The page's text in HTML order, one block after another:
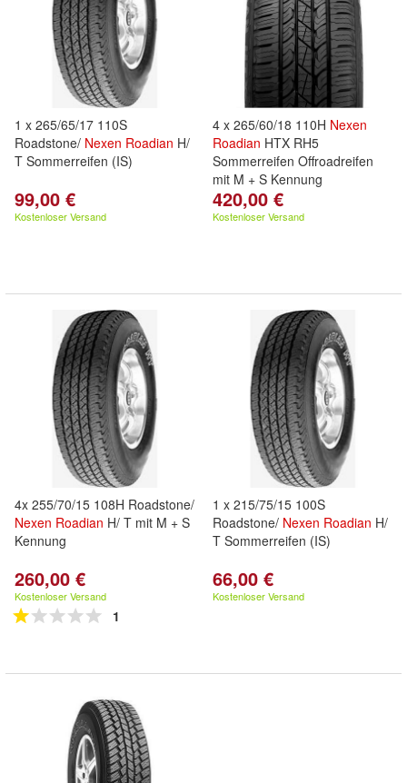
1 x 265/65/17 110S
Roadstone/ Nexen Roadian H/
T Sommerreifen (IS)
99,00 €
Kostenloser Versand
4 x 265/60/18 110H Nexen
Roadian HTX RH5
Sommerreifen Offroadreifen
mit M + S Kennung
420,00 €
Kostenloser Versand
4x 255/70/15 108H Roadstone/
Nexen Roadian H/ T mit M + S
Kennung
260,00 €
Kostenloser Versand
1
1 x 215/75/15 100S
Roadstone/ Nexen Roadian H/
T Sommerreifen (IS)
66,00 €
Kostenloser Versand